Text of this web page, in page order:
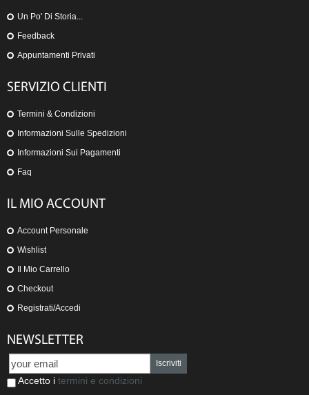
Un Po' Di Storia...
Feedback
Appuntamenti Privati
SERVIZIO CLIENTI
Termini & Condizioni
Informazioni Sulle Spedizioni
Informazioni Sui Pagamenti
Faq
IL MIO ACCOUNT
Account Personale
Wishlist
Il Mio Carrello
Checkout
Registrati/Accedi
NEWSLETTER
Iscriviti
Accetto i termini e condizioni